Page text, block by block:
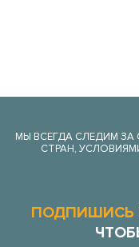
МЫ ВСЕГДА СЛЕДИМ
СТРАН,
ПОДПИШИСЬ